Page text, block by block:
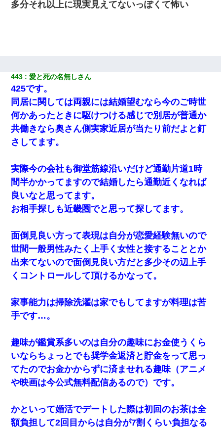
多分それ以上に現実見えてないっぽくて怖い
443 愛と死の名無しさん
425です。
同居に関しては両親には結婚望むなら今のご時世
何かあったときに駆けつける感じで別居が普通か
共働きなら奥さん側実家近居が当たり前だよと釘
さしてます。
実際今の会社も御堂筋線沿いだけど通勤片道1時
間半かかってますので結婚したら通勤近くなれば
良いなと思ってます。
お相手探しも近畿圏でと思って探してます。
面倒見良い方って表現は自分が恋愛経験無いので
世間一般男性みたく上手く女性と接することとか
出来てないので面倒見良い方だと多少その辺上手
くコントロールして頂けるかなって。
家事能力は掃除洗濯は家でもしてますが料理は苦
手です…。
趣味が鑑賞系多いのは自分の趣味にお金使うくら
いならちょっとでも奨学金返済と貯金をって思っ
てたのでお金かからずに済ませれる趣味（アニメ
や映画は今公式無料配信あるので）です。
かといって婚活でデートした際は初回のお茶は全
額負担して2回目からは自分が7割くらい負担なる